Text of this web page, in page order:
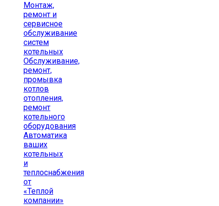
Монтаж,
ремонт и
сервисное
обслуживание
систем
котельных
Обслуживание,
ремонт,
промывка
котлов
отопления,
ремонт
котельного
оборудования
Автоматика
ваших
котельных
и
теплоснабжения
от
«Теплой
компании»